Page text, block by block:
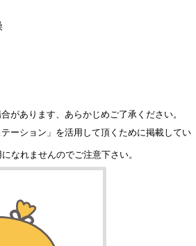
があります、あらかじめご了承ください。
ーション」を活用して頂くために掲載してい
なれませんのでご注意下さい。